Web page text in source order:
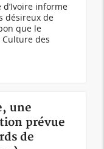
d’Ivoire informe
désireux de
que le
Culture des
une
prévue
de